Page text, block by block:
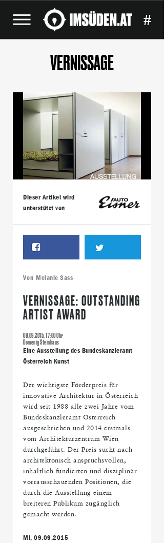
#
VERNISSAGE
Dieser Artikel wird
unterstützt von
Von Melanie Sass
VERNISSAGE: OUTSTANDING
ARTIST AWARD
09.09.2015, 17:00 Uhr
Domenig Steinhaus
Eine Ausstellung des Bundeskanzleramt
Österreich Kunst
Der wichtigste Förderpreis für
innovative Architektur in Österreich
wird seit 1988 alle zwei Jahre vom
Bundeskanzleramt Österreich
ausgeschrieben und 2014 erstmals
vom Architekturzentrum Wien
durchgeführt. Der Preis sucht nach
architektonisch anspruchsvollen,
inhaltlich fundierten und disziplinär
vorrausschauenden Positionen, die
durch die Ausstellung einem
breiteren Publikum zugänglich
gemacht werden.
Mi, 09.09.2015